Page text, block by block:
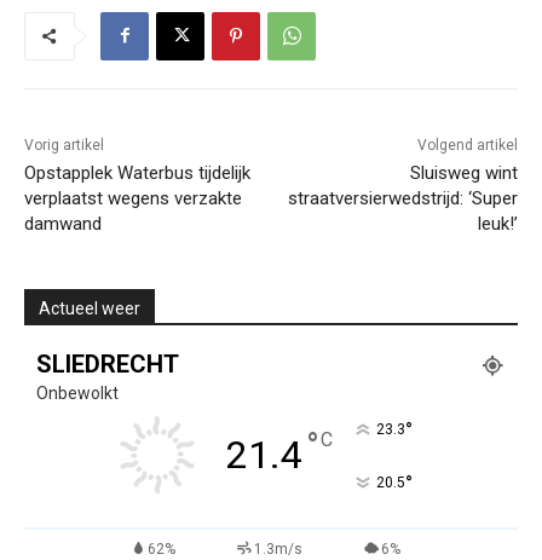
Vorig artikel
Opstapplek Waterbus tijdelijk
verplaatst wegens verzakte
damwand
Volgend artikel
Sluisweg wint
straatversierwedstrijd: ‘Super
leuk!’
Actueel weer
SLIEDRECHT
Onbewolkt
21.4°C 23.3°
20.5°
62% 1.3m/s 6%